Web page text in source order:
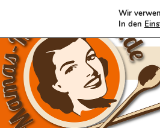
Wir
In den